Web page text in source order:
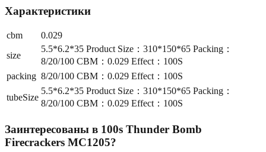
Характеристики
cbm
0.029
size
5.5*6.2*35 Product Size：310*150*65 Packing：
8/20/100 CBM：0.029 Effect：100S
packing 8/20/100 CBM：0.029 Effect：100S
tubeSize
5.5*6.2*35 Product Size：310*150*65 Packing：
8/20/100 CBM：0.029 Effect：100S
Заинтересованы в 100s Thunder Bomb
Firecrackers MC1205?